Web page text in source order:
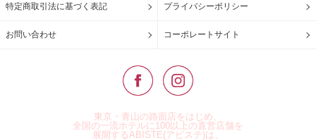
特定商取引法に基づく表記 プライバシーポリシー
お問い合わせ コーポレートサイト
東京・青山の路面店をはじめ、
全国の一流ホテルに100以上の直営店舗を
展開するABISTE(アビステ)は、